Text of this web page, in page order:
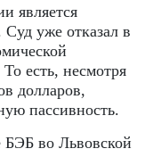
является
Суд уже отказал в
есть, несмотря
долларов,
пассивность.
БЭБ во Львовской